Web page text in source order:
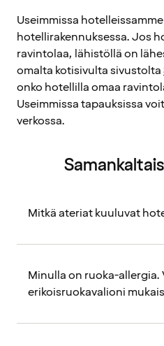
Useimmissa
hotellirakennuksessa. Jos
ravintolaa, lähistöllä on
omalta kotisivulta sivustolta
onko hotellilla omaa
Useimmissa tapauksissa
verkossa.
Mitkä ateriat kuuluvat
Minulla on ruoka-allergia.
erikoisruokavalioni